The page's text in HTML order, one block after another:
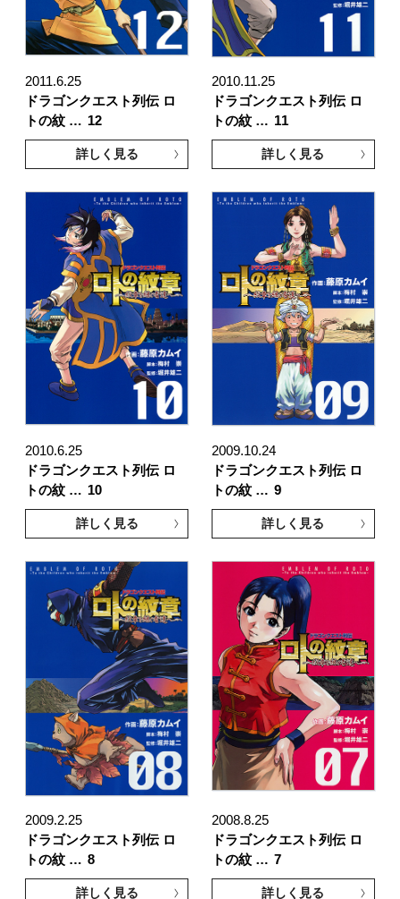
2011.6.25
ドラゴンクエスト列伝 ロ
トの紋 … 12
詳しく見る
2010.11.25
ドラゴンクエスト列伝 ロ
トの紋 … 11
詳しく見る
2010.6.25
ドラゴンクエスト列伝 ロ
トの紋 … 10
詳しく見る
2009.10.24
ドラゴンクエスト列伝 ロ
トの紋 … 9
詳しく見る
2009.2.25
ドラゴンクエスト列伝 ロ
トの紋 … 8
詳しく見る
2008.8.25
ドラゴンクエスト列伝 ロ
トの紋 … 7
詳しく見る